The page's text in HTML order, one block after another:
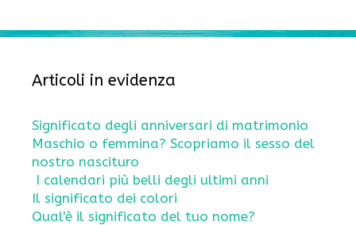
Articoli in evidenza
Significato degli anniversari di matrimonio
Maschio o femmina? Scopriamo il sesso del
nostro nascituro
I calendari più belli degli ultimi anni
Il significato dei colori
Qual'è il significato del tuo nome?